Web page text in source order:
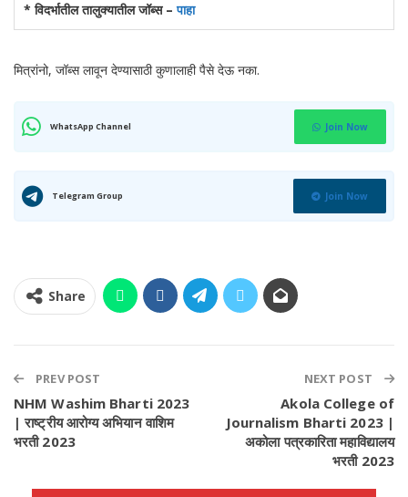
* विदर्भातील तालुक्यातील जॉब्स –पाहा
मित्रांनो, जॉब्स लावून देण्यासाठी कुणालाही पैसे देऊ नका.
WhatsApp Channel Join Now
Telegram Group Join Now
Share
PREV POST
NHM Washim Bharti 2023
| राष्ट्रीय आरोग्य अभियान वाशिम
भरती 2023
NEXT POST
Akola College of
Journalism Bharti 2023 |
अकोला पत्रकारिता महाविद्यालय
भरती 2023